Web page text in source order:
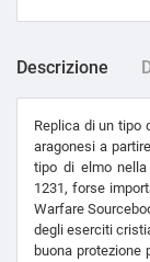
Descrizione
Replica di un tipo
aragonesi a
tipo di elmo nella
1231, forse
Warfare
degli eserciti
buona